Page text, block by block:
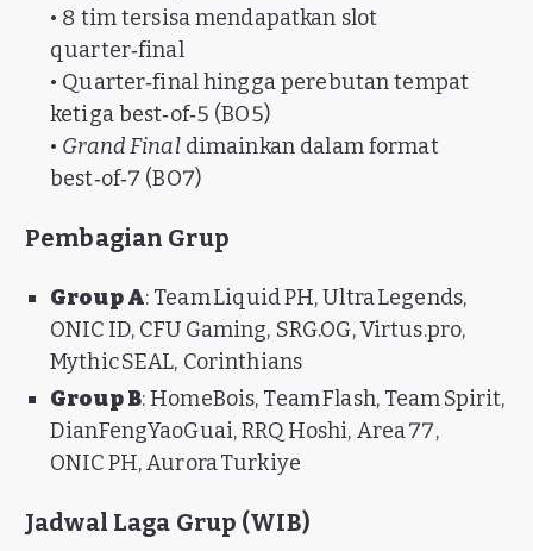
• 8 tim tersisa mendapatkan slot
quarter‑final
• Quarter‑final hingga perebutan tempat
ketiga best‑of‑5 (BO5)
• Grand Finaldimainkan dalam format
best‑of‑7 (BO7)
Pembagian Grup
Group A: Team Liquid PH, Ultra Legends,
ONIC ID, CFU Gaming, SRG.OG, Virtus.pro,
Mythic SEAL, Corinthians
Group B: HomeBois, Team Flash, Team Spirit,
DianFengYaoGuai, RRQ Hoshi, Area 77,
ONIC PH, Aurora Turkiye
Jadwal Laga Grup (WIB)